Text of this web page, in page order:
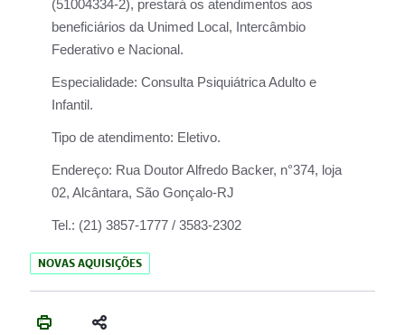
(51004334-2), prestará os atendimentos aos
beneficiários da Unimed Local, Intercâmbio
Federativo e Nacional.
Especialidade: Consulta Psiquiátrica Adulto e
Infantil.
Tipo de atendimento: Eletivo.
Endereço: Rua Doutor Alfredo Backer, n°374, loja
02, Alcântara, São Gonçalo-RJ
Tel.: (21) 3857-1777 / 3583-2302
NOVAS AQUISIÇÕES